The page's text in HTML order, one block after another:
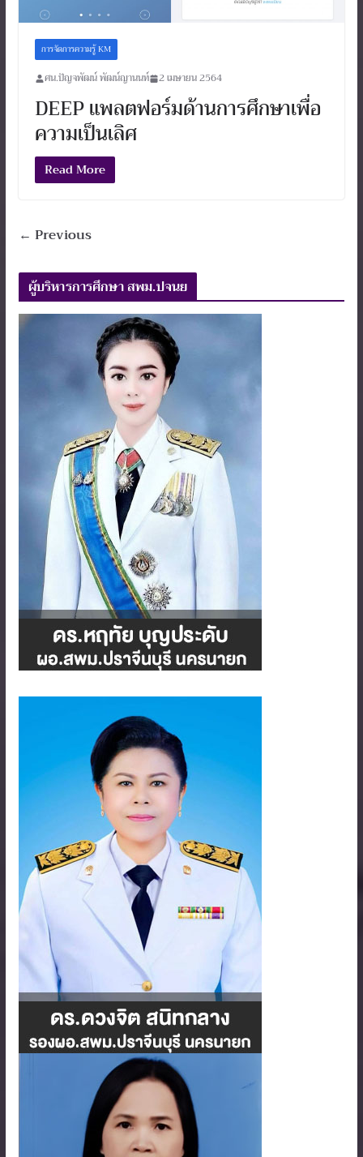
การจัดการความรู้ KM
ศน.ปัญจพัฒน์ พัฒน์ญานนท์ 2 เมษายน 2564
DEEP แพลตฟอร์มด้านการศึกษาเพื่อ
ความเป็นเลิศ
Read More
← Previous
ผู้บริหารการศึกษา สพม.ปจนย